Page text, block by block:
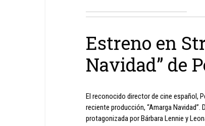
Estreno en
Navidad” de
El reconocido director de cine español,
reciente producción, “Amarga
protagonizada por Bárbara Lennie y